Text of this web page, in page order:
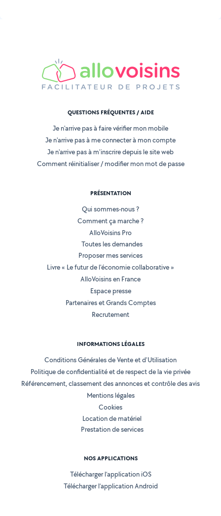
QUESTIONS FRÉQUENTES / AIDE
Je n'arrive pas à faire vérifier mon mobile
Je n'arrive pas à me connecter à mon compte
Je n'arrive pas à m'inscrire depuis le site web
Comment réinitialiser / modifier mon mot de passe
PRÉSENTATION
Qui sommes-nous ?
Comment ça marche ?
AlloVoisins Pro
Toutes les demandes
Proposer mes services
Livre « Le futur de l'économie collaborative »
AlloVoisins en France
Espace presse
Partenaires et Grands Comptes
Recrutement
INFORMATIONS LÉGALES
Conditions Générales de Vente et d'Utilisation
Politique de confidentialité et de respect de la vie privée
Référencement, classement des annonces et contrôle des avis
Mentions légales
Cookies
Location de matériel
Prestation de services
NOS APPLICATIONS
Télécharger l’application iOS
Télécharger l’application Android